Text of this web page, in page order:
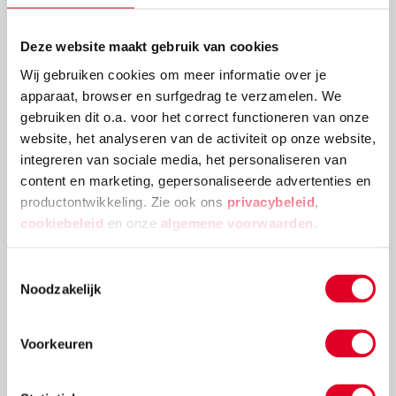
Deze website maakt gebruik van cookies
Wij gebruiken cookies om meer informatie over je
apparaat, browser en surfgedrag te verzamelen. We
gebruiken dit o.a. voor het correct functioneren van onze
website, het analyseren van de activiteit op onze website,
integreren van sociale media, het personaliseren van
content en marketing, gepersonaliseerde advertenties en
productontwikkeling. Zie ook ons privacybeleid
cookiebeleid en onze algemene voorwaarden
Noodzakelijk
Voorkeuren
Deze kerstballenboom is een echte eyecatcher! Plak
verschillende groottes van kerstballen en
versieringen aan elkaar tot deze mooie
kerstballenboom ontstaat!
Lees meer